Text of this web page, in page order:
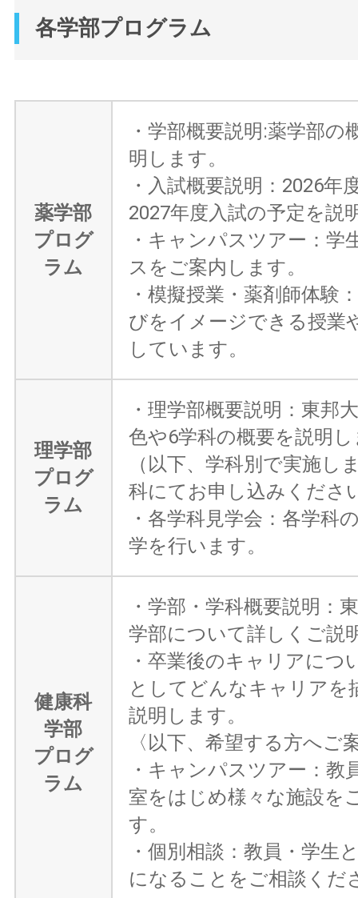
各学部プログラム
薬学部
プログ
ラム
・学部概要説明:薬学部の
明します。
・入試概要説明：2026年
2027年度入試の予定を説
・キャンパスツアー：学
スをご案内します。
・模擬授業・薬剤師体験
びをイメージできる授業
しています。
理学部
プログ
ラム
・理学部概要説明：東邦
色や6学科の概要を説明
（以下、学科別で実施し
科にてお申し込みくださ
・各学科見学会：各学科
学を行います。
健康科
学部
プログ
ラム
・学部・学科概要説明：
学部について詳しくご説
・卒業後のキャリアにつ
としてどんなキャリアを
説明します。
〈以下、希望する方へご
・キャンパスツアー：教
室をはじめ様々な施設を
す。
・個別相談：教員・学生
になることをご相談くだ